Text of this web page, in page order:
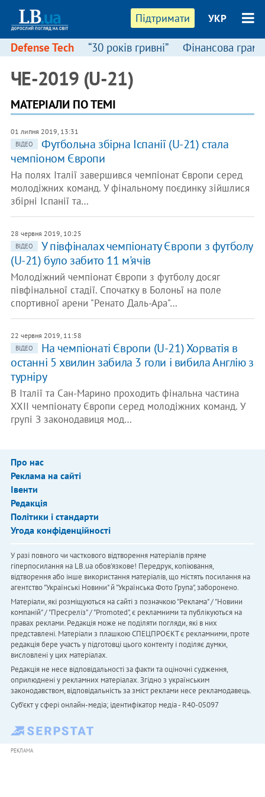
Підтримати УКР
Defense Tech “30 років гривні” Фінансова
ЧЕ-2019 (U-21)
МАТЕРІАЛИ ПО ТЕМІ
01 липня 2019, 13:31
ВІДЕО
Футбольна збірна Іспанії (U-21) стала
чемпіоном Європи
На полях Італії завершився чемпіонат Європи серед
молодіжних команд. У фінальному поєдинку зійшлися
збірні Іспанії та…
28 червня 2019, 10:25
ВІДЕО
У півфіналах чемпіонату Європи з футболу
(U-21) було забито 11 м'ячів
Молодіжний чемпіонат Європи з футболу досяг
півфінальної стадії. Спочатку в Болоньї на поле
спортивної арени "Ренато Даль-Ара"…
22 червня 2019, 11:58
ВІДЕО
На чемпіонаті Європи (U-21) Хорватія в
останні 5 хвилин забила 3 голи і вибила Англію з
турніру
В Італії та Сан-Марино проходить фінальна частина
XXII чемпіонату Європи серед молодіжних команд. У
групі З законодавиця мод…
Про нас
Реклама на сайті
Івенти
Редакція
Політики і стандарти
Угода конфіденційності
У разі повного чи часткового відтворення матеріалів пряме
гіперпосилання на LB.ua обов'язкове! Передрук, копіювання,
відтворення або інше використання матеріалів, що містять посилання на
агентство "Українськi Новини" й "Українська Фото Група", заборонено.
Матеріали, які розміщуються на сайті з позначкою "Реклама" / "Новини
компаній" / "Пресреліз" / "Promoted", є рекламними та публікуються на
правах реклами. Редакція може не поділяти погляди, які в них
представлені. Матеріали з плашкою СПЕЦПРОЄКТ є рекламними, проте
редакція бере участь у підготовці цього контенту і поділяє думки,
висловлені у цих матеріалах.
Редакція не несе відповідальності за факти та оціночні судження,
оприлюднені у рекламних матеріалах. Згідно з українським
законодавством, відповідальність за зміст реклами несе рекламодавець.
Cуб'єкт у сфері онлайн-медіа; ідентифікатор медіа - R40-05097
РЕКЛАМА